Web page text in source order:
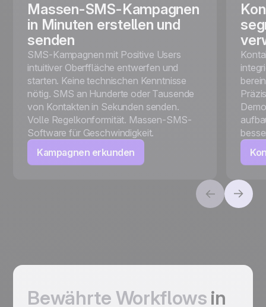
Massen-SMS-Kampagnen
in Minuten erstellen und
senden
SMS-Kampagnen mit Positive Users
intuitiver Oberffläche entwerfen und
starten. Keine technischen Kenntnisse
nötig. SMS an Hunderte oder Tausende
von Kontakten in Sekunden senden.
Volle Regelkonformität. Massen-SMS-
Software für Geschwindigkeit.
Kampagnen erkunden
Bewährte Workflows in